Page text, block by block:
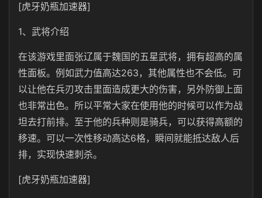
[虎牙奶瓶加速器]
1、武将介绍
在该游戏里面张辽属于魏国的五星武将，拥有超高的属
性面板。例如武力值高达263，其他属性也不会低。可
以让他在兵刃攻击里面造成更大的伤害，另外防御上面
也非常出色。所以平常大家在使用他的时候可以作为战
坦去打前排。至于他的兵种则是骑兵，可以获得高额的
移速。可以一次性移动高达6格，瞬间就能抵达敌人后
排，实现快速刺杀。
[虎牙奶瓶加速器]